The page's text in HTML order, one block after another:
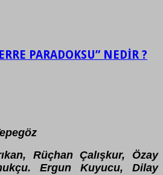
PARADOKSU” NEDİR ?
Rüçhan Çalışkur, Özay
Ergun Kuyucu, Dilay